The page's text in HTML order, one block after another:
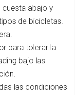
cuesta abajo y
de bicicletas.
para tolerar la
bajo las
las condiciones